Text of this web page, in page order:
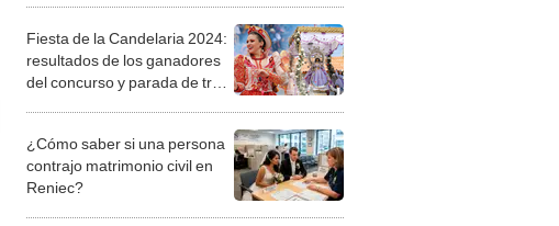
Fiesta de la Candelaria 2024:
resultados de los ganadores
del concurso y parada de traje
¿Cómo saber si una persona
contrajo matrimonio civil en
Reniec?